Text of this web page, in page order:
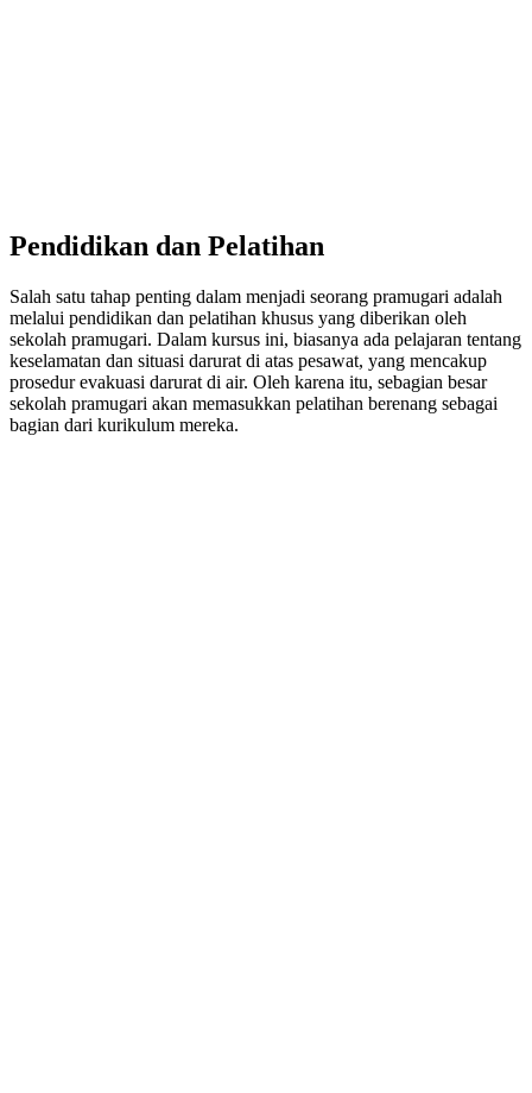
Pendidikan dan Pelatihan
Salah satu tahap penting dalam menjadi seorang pramugari adalah
melalui pendidikan dan pelatihan khusus yang diberikan oleh
sekolah pramugari. Dalam kursus ini, biasanya ada pelajaran tentang
keselamatan dan situasi darurat di atas pesawat, yang mencakup
prosedur evakuasi darurat di air. Oleh karena itu, sebagian besar
sekolah pramugari akan memasukkan pelatihan berenang sebagai
bagian dari kurikulum mereka.